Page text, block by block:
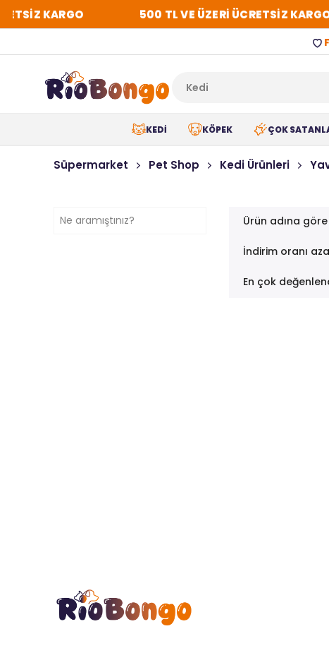
KARGO 500 TL VE ÜZERİ ÜCRETSİZ KARGO
KEDİ KÖPEK ÇOK
Süpermarket Pet Shop Kedi Ürünleri
Ürün adına
İndirim oranı
En çok